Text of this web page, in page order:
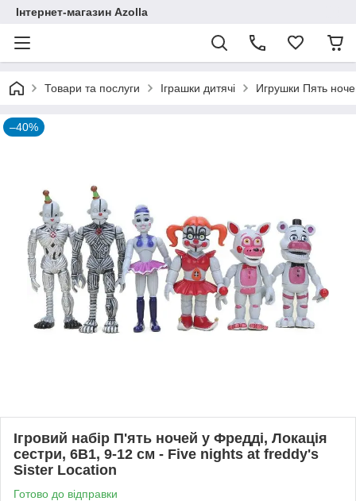
Інтернет-магазин Azolla
Товари та послуги Іграшки дитячі Игрушки Пять
–40%
Ігровий набір П'ять ночей у Фредді, Локація
сестри, 6В1, 9-12 см - Five nights at freddy's
Sister Location
Готово до відправки